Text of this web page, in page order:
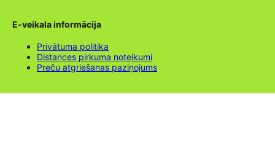
E-veikala informācija
Privātuma politika
Distances pirkuma noteikumi
Preču atgriešanas paziņojums